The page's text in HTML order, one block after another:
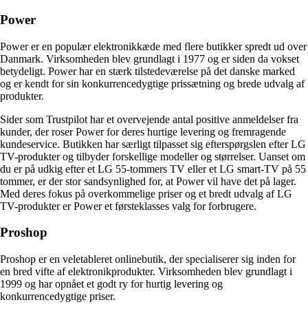
Power
Power er en populær elektronikkæde med flere butikker spredt ud over
Danmark. Virksomheden blev grundlagt i 1977 og er siden da vokset
betydeligt. Power har en stærk tilstedeværelse på det danske marked
og er kendt for sin konkurrencedygtige prissætning og brede udvalg af
produkter.
Sider som Trustpilot har et overvejende antal positive anmeldelser fra
kunder, der roser Power for deres hurtige levering og fremragende
kundeservice. Butikken har særligt tilpasset sig efterspørgslen efter LG
TV-produkter og tilbyder forskellige modeller og størrelser. Uanset om
du er på udkig efter et LG 55-tommers TV eller et LG smart-TV på 55
tommer, er der stor sandsynlighed for, at Power vil have det på lager.
Med deres fokus på overkommelige priser og et bredt udvalg af LG
TV-produkter er Power et førsteklasses valg for forbrugere.
Proshop
Proshop er en veletableret onlinebutik, der specialiserer sig inden for
en bred vifte af elektronikprodukter. Virksomheden blev grundlagt i
1999 og har opnået et godt ry for hurtig levering og
konkurrencedygtige priser.